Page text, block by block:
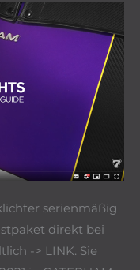
serienmäßig
direkt bei
-> LINK. Sie